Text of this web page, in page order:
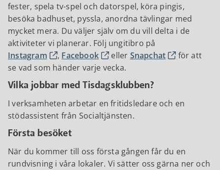
fester, spela tv-spel och datorspel, köra pingis,
besöka badhuset, pyssla, anordna tävlingar med
mycket mera. Du väljer själv om du vill delta i de
aktiviteter vi planerar. Följ ungitibro på
Instagram
, Facebook eller Snapchat
för att
se vad som händer varje vecka.
Vilka jobbar med Tisdagsklubben?
I verksamheten arbetar en fritidsledare och en
stödassistent från Socialtjänsten.
Första besöket
När du kommer till oss första gången får du en
rundvisning i våra lokaler. Vi sätter oss gärna ner och